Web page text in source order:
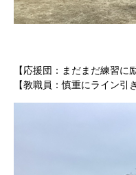
【応援団：まだ
【教職員：慎重にライン引き